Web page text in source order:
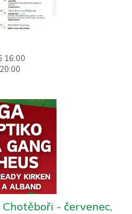
16:00
- červenec,